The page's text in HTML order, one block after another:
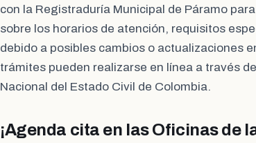
con la Registraduría Municipal de Páramo
sobre los horarios de atención, requisitos
debido a posibles cambios o actualizaciones
trámites pueden realizarse en línea a través
Nacional del Estado Civil de Colombia.
¡Agenda cita en las Oficinas de